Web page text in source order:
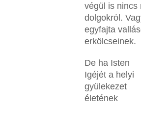
végül is nincs
dolgokról.
egyfajta
erkölcseinek.
De ha Isten
Igéjét a helyi
gyülekezet
életének